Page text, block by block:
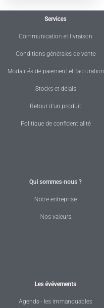
Services
Communication et livraison
Conditions générales de vente
Modalités de paiement et facturation
Stocks et délais
Retour d'un produit
Politique de confidentialité
Qui sommes-nous ?
Notre entreprise
Nos valeurs
Les évévements
Agenda - les immanquables